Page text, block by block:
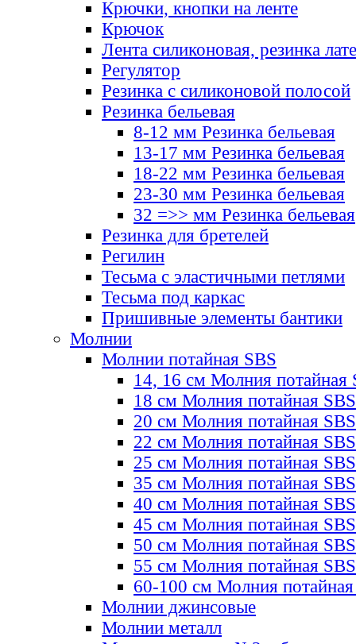
Крючки, кнопки на ленте
Крючок
Лента силиконовая, резинка
Регулятор
Резинка с силиконовой полосой
Резинка бельевая
8-12 мм Резинка бельевая
13-17 мм Резинка бельевая
18-22 мм Резинка бельевая
23-30 мм Резинка бельевая
32 =>> мм Резинка бельевая
Резинка для бретелей
Регилин
Тесьма с эластичными петлями
Тесьма под каркас
Пришивные элементы бантики
Молнии
Молнии потайная SBS
14, 16 см Молния потайная
18 см Молния потайная SBS
20 см Молния потайная SBS
22 см Молния потайная SBS
25 см Молния потайная SBS
35 см Молния потайная SBS
40 см Молния потайная SBS
45 см Молния потайная SBS
50 см Молния потайная SBS
55 см Молния потайная SBS
60-100 см Молния
Молнии джинсовые
Молнии металл